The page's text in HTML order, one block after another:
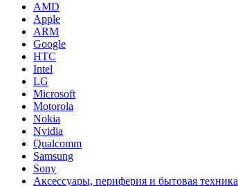
AMD
Apple
ARM
Google
HTC
Intel
LG
Microsoft
Motorola
Nokia
Nvidia
Qualcomm
Samsung
Sony
Аксессуары, периферия и бытовая техника